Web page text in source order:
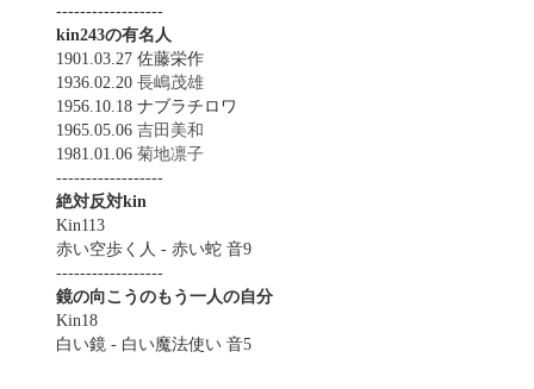
------------------
kin243の有名人
1901.03.27 佐藤栄作
1936.02.20 長嶋茂雄
1956.10.18 ナブラチロワ
1965.05.06 吉田美和
1981.01.06 菊地凛子
------------------
絶対反対kin
Kin113
赤い空歩く人 - 赤い蛇 音9
------------------
鏡の向こうのもう一人の自分
Kin18
白い鏡 - 白い魔法使い 音5